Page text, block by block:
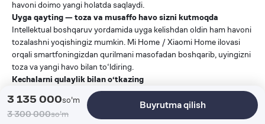
3 135 000so'm
3 300 000so'm
Buyrutma qilish
havoni doimo yangi holatda saqlaydi.
Uyga qayting — toza va musaffo havo sizni kutmoqda
Intellektual boshqaruv yordamida uyga kelishdan oldin ham havoni
tozalashni yoqishingiz mumkin. Mi Home / Xiaomi Home ilovasi
orqali smartfoningizdan qurilmani masofadan boshqarib, uyingizni
toza va yangi havo bilan to‘ldiring.
Kechalarni qulaylik bilan o‘tkazing
33,4 dB (A) past shovqin darajasiga ega tungi rejim displey
yoritilishini o‘chiradi va sokin uyquni ta’minlaydi. Tinch uyqu —
tungi uyg‘onishlarsiz.